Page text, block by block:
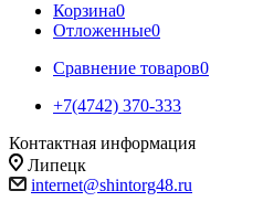
Корзина0
Отложенные0
Сравнение товаров0
+7(4742) 370-333
Контактная информация
Липецк
internet@shintorg48.ru